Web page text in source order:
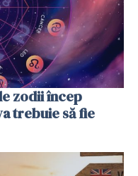
zodii încep
trebuie să fie